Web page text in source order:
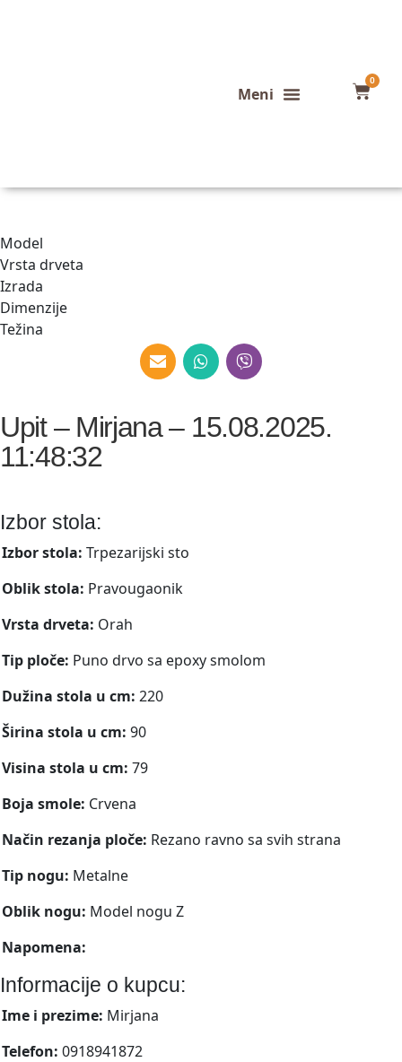
0
Model
Vrsta drveta
Izrada
Dimenzije
Težina
Upit – Mirjana – 15.08.2025.
11:48:32
Izbor stola:
Izbor stola: Trpezarijski sto
Oblik stola: Pravougaonik
Vrsta drveta: Orah
Tip ploče: Puno drvo sa epoxy smolom
Dužina stola u cm: 220
Širina stola u cm: 90
Visina stola u cm: 79
Boja smole: Crvena
Način rezanja ploče: Rezano ravno sa svih strana
Tip nogu: Metalne
Oblik nogu: Model nogu Z
Napomena:
Informacije o kupcu:
Ime i prezime: Mirjana
Telefon: 0918941872